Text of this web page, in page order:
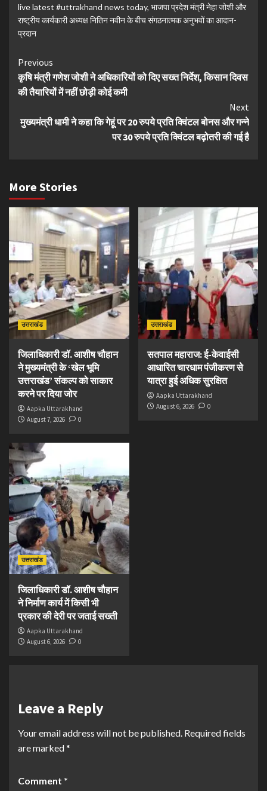
live latest #uttrakhand news today, भाजपा प्रदेश मंत्री नेहा जोशी और
राष्ट्रीय कार्यकारी अध्यक्ष नितिन नवीन के बीच संगठनात्मक अनुभवों का आदान-
प्रदान
Continue
Reading
Previous
कृषि मंत्री गणेश जोशी ने अधिकारियों को दिए सख्त निर्देश, किसान दिवस
की तैयारियों में नहीं छोड़ी कोई कमी
Next
मुख्यमंत्री धामी ने कहा कि गेहूं पर 20 रुपये प्रति क्विंटल बोनस और गन्ने
पर 30 रुपये प्रति क्विंटल बढ़ोतरी की गई है
More Stories
उत्तराखंड
जिलाधिकारी डॉ. आशीष चौहान
ने मुख्यमंत्री के ‘खेल भूमि
उत्तराखंड’ संकल्प को साकार
करने पर दिया जोर
Aapka Uttarakhand
August 7, 2026
0
उत्तराखंड
सतपाल महाराज: ई-केवाईसी
आधारित चारधाम पंजीकरण से
यात्रा हुई अधिक सुरक्षित
Aapka Uttarakhand
August 6, 2026
0
उत्तराखंड
जिलाधिकारी डॉ. आशीष चौहान
ने निर्माण कार्य में किसी भी
प्रकार की देरी पर जताई सख्ती
Aapka Uttarakhand
August 6, 2026
0
Leave a Reply
Your email address will not be published. Required fields
are marked*
Comment *